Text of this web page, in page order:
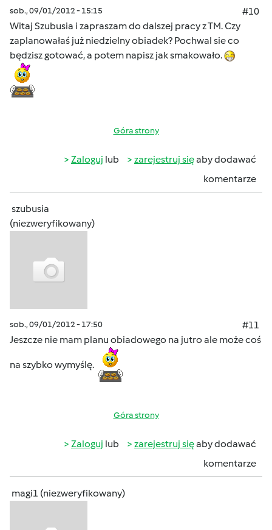
sob., 09/01/2012 - 15:15
#10
Witaj Szubusia i zapraszam do dalszej pracy z TM. Czy
zaplanowałaś już niedzielny obiadek? Pochwal sie co
będzisz gotować, a potem napisz jak smakowało.
Góra strony
Zaloguj lub zarejestruj sięaby dodawać
komentarze
szubusia
(niezweryfikowany)
sob., 09/01/2012 - 17:50
#11
Jeszcze nie mam planu obiadowego na jutro ale może coś
na szybko wymyślę.
Góra strony
Zaloguj lub zarejestruj sięaby dodawać
komentarze
magi1 (niezweryfikowany)